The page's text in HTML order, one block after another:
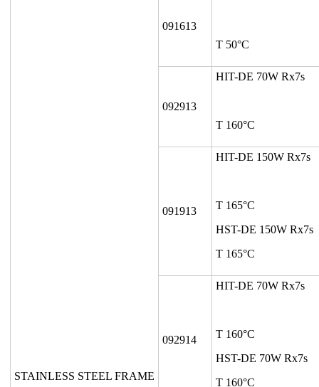
STAINLESS STEEL FRAME
091613
T 50°C
092913
HIT-DE 70W Rx7s
T 160°C
091913
HIT-DE 150W Rx7s
T 165°C
HST-DE 150W Rx7s
T 165°C
092914
HIT-DE 70W Rx7s
T 160°C
HST-DE 70W Rx7s
T 160°C